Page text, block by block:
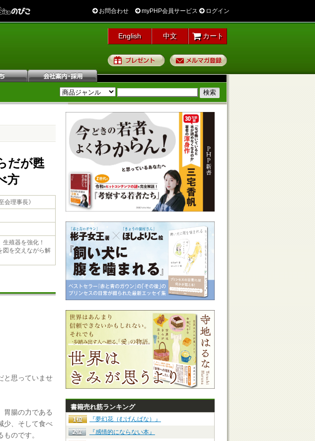
お問合わせ myPHP会員サービス ログイン
English 中文 カート
プレゼント
だが甦
方
会理事長》
生殖器を強化！
図を交えながら解
と思っていませ
胃腸の力である
少、そして食べ
のです。
書籍売れ筋ランキング
『夢幻花（むげんばな）』
『感情的にならない本』